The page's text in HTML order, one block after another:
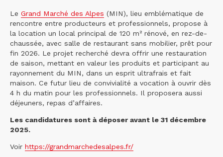
Le Grand Marché des Alpes (MIN), lieu emblématique de
rencontre entre producteurs et professionnels, propose à
la location un local principal de 120 m² rénové, en rez-de-
chaussée, avec salle de restaurant sans mobilier, prêt pour
fin 2026. Le projet recherché devra offrir une restauration
de saison, mettant en valeur les produits et participant au
rayonnement du MIN, dans un esprit ultrafrais et fait
maison. Ce futur lieu de convivialité a vocation à ouvrir dès
4 h du matin pour les professionnels. Il proposera aussi
déjeuners, repas d’affaires.
Les candidatures sont à déposer avant le 31 décembre
2025.
Voir https://grandmarchedesalpes.fr/